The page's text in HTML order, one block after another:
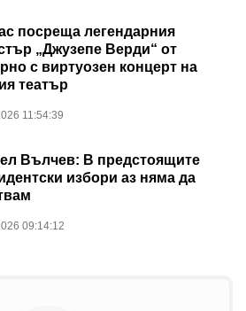
посреща легендарния
„Джузепе Верди“ от
с виртуозен концерт на
театър
11:54:39
Вълчев: В предстоящите
избори аз няма да
09:14:12